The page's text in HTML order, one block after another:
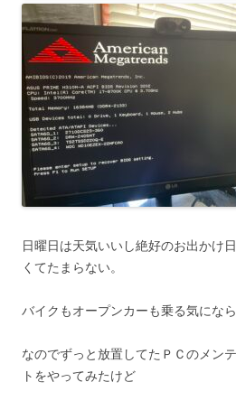
日曜日は天気いいし絶好のお出かけ
くてたまらない。
バイクもオープンカーも乗る気になら
なのでずっと放置してたＰＣのメン
トをやってみたけど